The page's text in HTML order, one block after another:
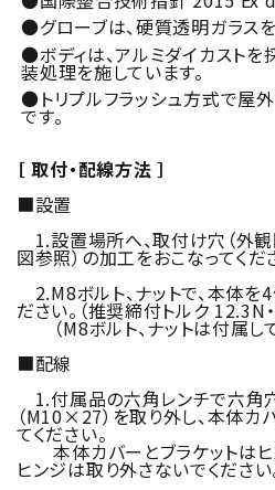
●グローブは、硬質透明ガラスを
●ボディは、アルミダイカストを
装処理を施しています。
●トリプルフラッシュ方式で屋
です。
［ 取付・配線方法 ］
■設置
1.設置場所へ、取付け穴（外
図参照）の加工をおこなってくだ
2.M8ボルト、ナットで、本体を
ださい。（推奨締付トルク 12.3N
（M8ボルト、ナットは付属して
■配線
1.付属品の六角レンチで六角
（M10×27）を取り外し、本体カ
てください。
本体カバーとブラケットはヒ
ヒンジは取り外さないでください